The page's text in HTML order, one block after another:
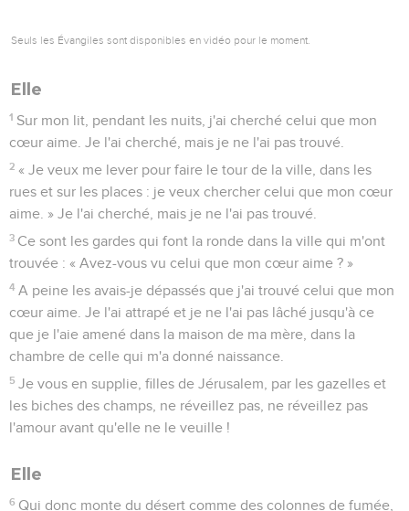
Seuls les Évangiles sont disponibles en vidéo pour le moment.
Elle
1 Sur mon lit, pendant les nuits, j'ai cherché celui que mon
cœur aime. Je l'ai cherché, mais je ne l'ai pas trouvé.
2 « Je veux me lever pour faire le tour de la ville, dans les
rues et sur les places : je veux chercher celui que mon cœur
aime. » Je l'ai cherché, mais je ne l'ai pas trouvé.
3 Ce sont les gardes qui font la ronde dans la ville qui m'ont
trouvée : « Avez-vous vu celui que mon cœur aime ? »
4 A peine les avais-je dépassés que j'ai trouvé celui que mon
cœur aime. Je l'ai attrapé et je ne l'ai pas lâché jusqu'à ce
que je l'aie amené dans la maison de ma mère, dans la
chambre de celle qui m'a donné naissance.
5 Je vous en supplie, filles de Jérusalem, par les gazelles et
les biches des champs, ne réveillez pas, ne réveillez pas
l'amour avant qu'elle ne le veuille !
Elle
6 Qui donc monte du désert comme des colonnes de fumée,